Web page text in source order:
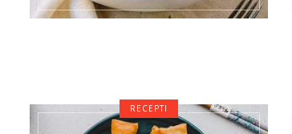
RECEPTI